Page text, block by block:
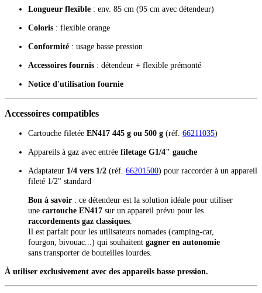
Longueur flexible : env. 85 cm (95 cm avec détendeur)
Coloris : flexible orange
Conformité : usage basse pression
Accessoires fournis : détendeur + flexible prémonté
Notice d'utilisation fournie
Accessoires compatibles
Cartouche filetée EN417 445 g ou 500 g (réf. 66211035)
Appareils à gaz avec entrée filetage G1/4" gauche
Adaptateur 1/4 vers 1/2 (réf. 66201500) pour raccorder à un appareil
fileté 1/2" standard
Bon à savoir : ce détendeur est la solution idéale pour utiliser
une cartouche EN417 sur un appareil prévu pour les
raccordements gaz classiques.
Il est parfait pour les utilisateurs nomades (camping-car,
fourgon, bivouac...) qui souhaitent gagner en autonomie
sans transporter de bouteilles lourdes.
À utiliser exclusivement avec des appareils basse pression.